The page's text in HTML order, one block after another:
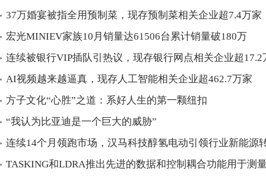
37万婚宴被指全用预制菜，现存预制菜相关企业超7.4万家
宏光MINIEV家族10月销量达61506台累计销量破180万
连续被银行VIP插队引热议，现存银行网点相关企业超17.2
AI视频越来越逼真，现存人工智能相关企业超462.7万家
方子文化“心胜”之道：系好人生的第一颗纽扣
“我认为比亚迪是一个巨大的威胁”
连续14个月领跑市场，汉马科技醇氢电动引领行业新能源
TASKING和LDRA推出先进的数据和控制耦合功能用于测